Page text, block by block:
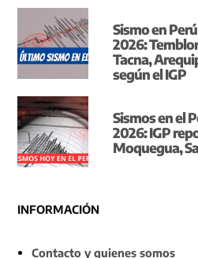
Sismo en
2026:
Tacna,
según el IGP
Sismos en el
2026: IGP
Moquegua,
INFORMACIÓN
Contacto y quienes somos